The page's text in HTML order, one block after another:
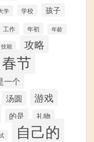
学 学校 孩子
工作 年初 年龄
技能 攻略
春节
一个
汤圆
游戏
的是 礼物
自己的